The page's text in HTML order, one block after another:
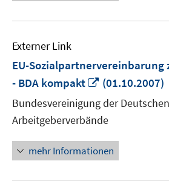
Externer Link
EU-
- BDA kompakt
In
neuem
Fenster
öffnen
(01.10.2007)
Bundesvereinigung der Deutschen
Arbeitgeberverbände
mehr Informationen